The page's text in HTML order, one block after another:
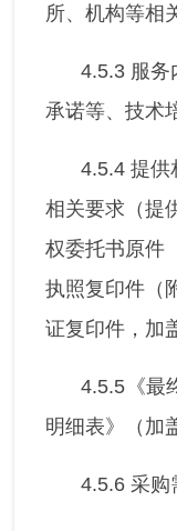
所、机构等相
4.5.3 服务
承诺等、技术
4.5.4 提供
相关要求（提
权委托书原件
执照复印件（
证复印件，加
4.5.5《最
明细表》（加
4.5.6 采购